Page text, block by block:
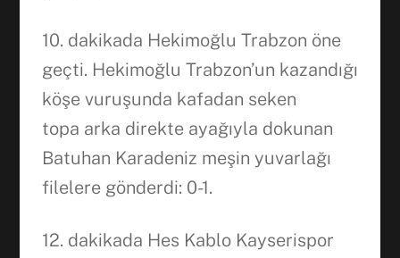
10. dakikada Hekimoğlu Trabzon öne
geçti. Hekimoğlu Trabzon’un kazandığı
köşe vuruşunda kafadan seken
topa arka direkte ayağıyla dokunan
Batuhan Karadeniz meşin yuvarlağı
filelere gönderdi: 0-1.
12. dakikada Hes Kablo Kayserispor